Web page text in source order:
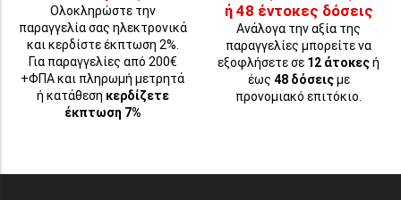
Ολοκληρώστε την
παραγγελία σας ηλεκτρονικά
και κερδίστε έκπτωση 2%.
Για παραγγελίες από 200€
+ΦΠΑ και πληρωμή μετρητά
ή κατάθεση κερδίζετε
έκπτωση 7%
ή 48 έντοκες δόσεις
Ανάλογα την αξία της
παραγγελίες μπορείτε να
εξοφλήσετε σε 12 άτοκεςή
έως 48 δόσειςμε
προνομιακό επιτόκιο.